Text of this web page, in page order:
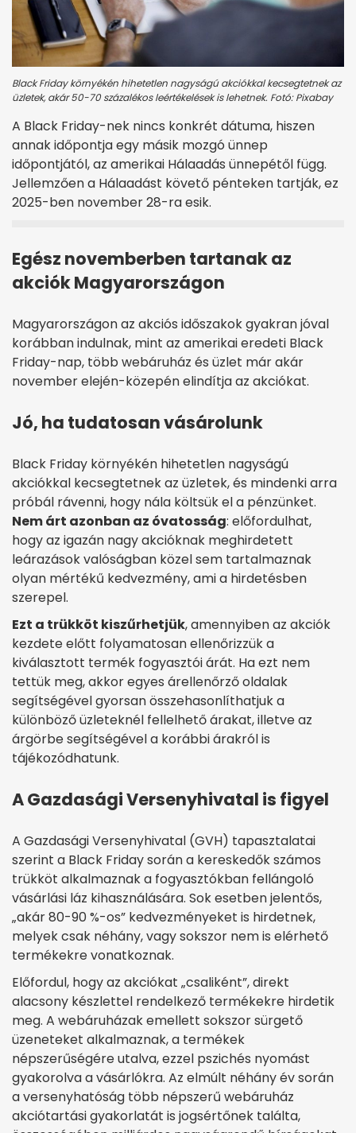
Black Friday környékén hihetetlen nagyságú akciókkal kecsegtetnek az
üzletek, akár 50-70 százalékos leértékelések is lehetnek. Fotó: Pixabay
A Black Friday-nek nincs konkrét dátuma, hiszen
annak időpontja egy másik mozgó ünnep
időpontjától, az amerikai Hálaadás ünnepétől függ.
Jellemzően a Hálaadást követő pénteken tartják, ez
2025-ben november 28-ra esik.
Egész novemberben tartanak az
akciók Magyarországon
Magyarországon az akciós időszakok gyakran jóval
korábban indulnak, mint az amerikai eredeti Black
Friday-nap, több webáruház és üzlet már akár
november elején-közepén elindítja az akciókat.
Jó, ha tudatosan vásárolunk
Black Friday környékén hihetetlen nagyságú
akciókkal kecsegtetnek az üzletek, és mindenki arra
próbál rávenni, hogy nála költsük el a pénzünket.
Nem árt azonban az óvatosság: előfordulhat,
hogy az igazán nagy akcióknak meghirdetett
leárazások valóságban közel sem tartalmaznak
olyan mértékű kedvezmény, ami a hirdetésben
szerepel.
Ezt a trükköt kiszűrhetjük, amennyiben az akciók
kezdete előtt folyamatosan ellenőrizzük a
kiválasztott termék fogyasztói árát. Ha ezt nem
tettük meg, akkor egyes árellenőrző oldalak
segítségével gyorsan összehasonlíthatjuk a
különböző üzleteknél fellelhető árakat, illetve az
árgörbe segítségével a korábbi árakról is
tájékozódhatunk.
A Gazdasági Versenyhivatal is figyel
A Gazdasági Versenyhivatal (GVH) tapasztalatai
szerint a Black Friday során a kereskedők számos
trükköt alkalmaznak a fogyasztókban fellángoló
vásárlási láz kihasználására. Sok esetben jelentős,
„akár 80-90 %-os” kedvezményeket is hirdetnek,
melyek csak néhány, vagy sokszor nem is elérhető
termékekre vonatkoznak.
Előfordul, hogy az akciókat „csaliként”, direkt
alacsony készlettel rendelkező termékekre hirdetik
meg. A webáruházak emellett sokszor sürgető
üzeneteket alkalmaznak, a termékek
népszerűségére utalva, ezzel pszichés nyomást
gyakorolva a vásárlókra. Az elmúlt néhány év során
a versenyhatóság több népszerű webáruház
akciótartási gyakorlatát is jogsértőnek találta,